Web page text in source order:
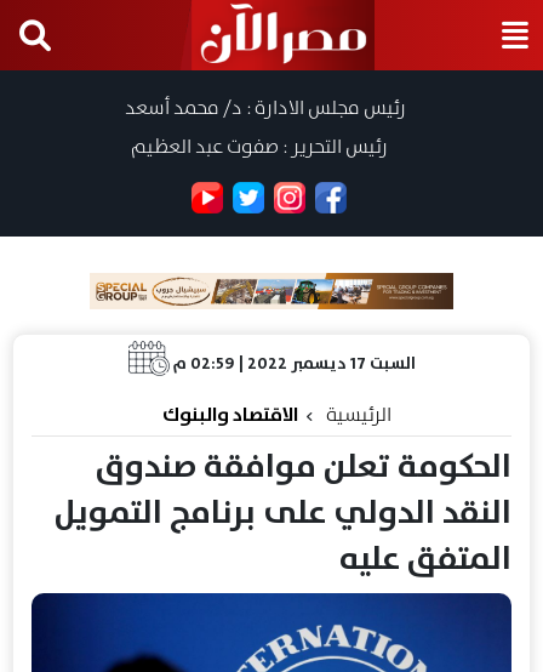
رئيس مجلس الادارة : د/ محمد أسعد
رئيس التحرير : صفوت عبد العظيم
السبت 17 ديسمبر 2022 | 02:59 م
الرئيسية الاقتصاد والبنوك
الحكومة تعلن موافقة صندوق
النقد الدولي على برنامج التمويل
المتفق عليه